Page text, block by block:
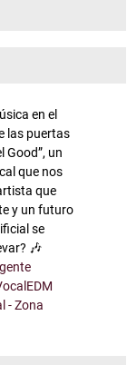
en el
las puertas
Good”, un
que nos
que
y un futuro
se
🎶
- Zona